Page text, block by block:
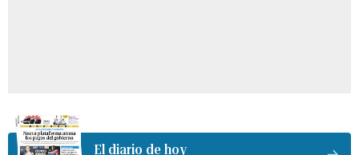
El diario de hoy